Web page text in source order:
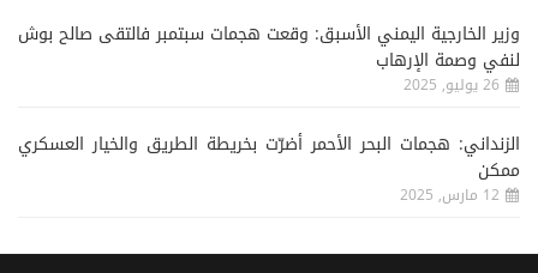
وزير الخارجية اليمني الأسبق: وقعت هجمات سبتمبر فالتقى صالح بوش
لنفي وصمة الإرهاب
26 يوليو, 2025
الزنداني: هجمات البحر الأحمر أضرّت بخريطة الطريق والخيار العسكري
ممكن
12 مارس, 2025